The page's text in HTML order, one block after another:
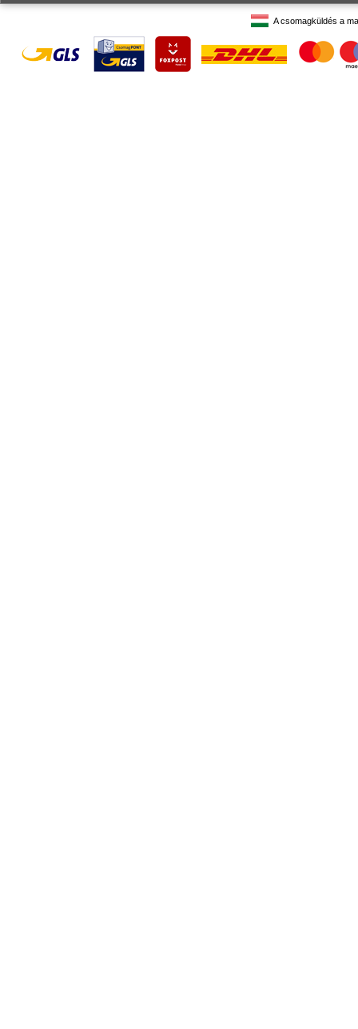
A csomagküldés a